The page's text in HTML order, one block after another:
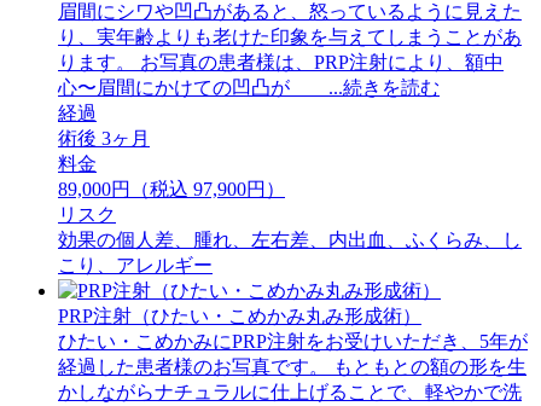
眉間にシワや凹凸があると、怒っているように見えた
り、実年齢よりも老けた印象を与えてしまうことがあ
ります。 お写真の患者様は、PRP注射により、額中
心〜眉間にかけての凹凸が ...続きを読む
経過
術後 3ヶ月
料金
89,000円（税込 97,900円）
リスク
効果の個人差、腫れ、左右差、内出血、ふくらみ、し
こり、アレルギー
PRP注射（ひたい・こめかみ丸み形成術）
ひたい・こめかみにPRP注射をお受けいただき、5年が
経過した患者様のお写真です。 もともとの額の形を生
かしながらナチュラルに仕上げることで、軽やかで洗